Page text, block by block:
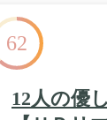
62
12人の優